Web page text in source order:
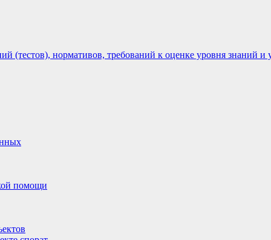
(тестов), нормативов, требований к оценке уровня знаний и
помощи